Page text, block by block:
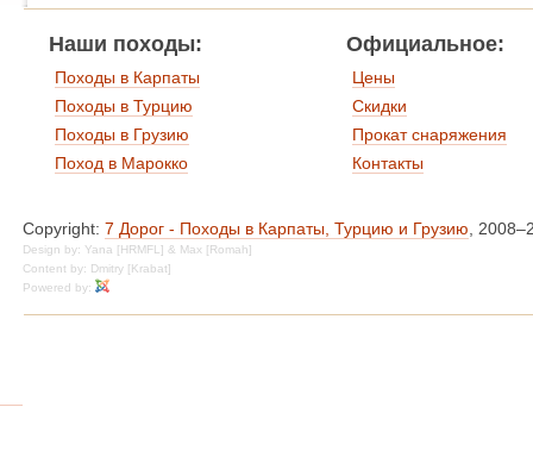
Наши походы:
Походы в Карпаты
Походы в Турцию
Походы в Грузию
Поход в Марокко
Официальное:
Цены
Скидки
Прокат снаряжения
Контакты
Copyright: 7 Дорог - Походы в Карпаты, Турцию и Грузию,
Design by: Yana [HRMFL] & Max [Romah]
Content by: Dmitry [Krabat]
Powered by: